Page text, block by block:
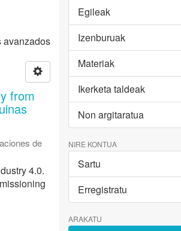
avanzados
from
de
4.0.
Egileak
Izenburuak
Materiak
Ikerketa taldeak
Non argitaratua
NIRE KONTUA
Sartu
Erregistratu
ARAKATU